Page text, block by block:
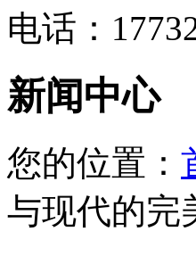
电话：
新闻中心
您的位置：
与现代的完